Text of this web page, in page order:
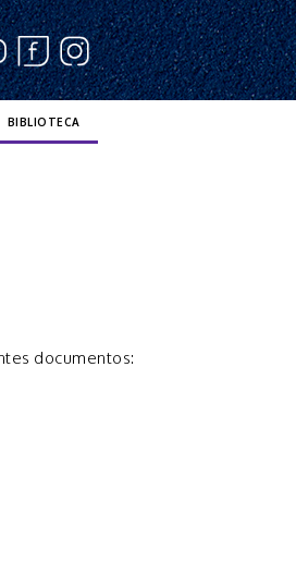
BIBLIOTECA
documentos: